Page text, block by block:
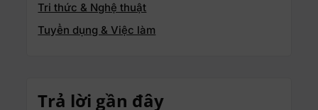
Tri thức & Nghệ thuật
Tuyển dụng & Việc làm
Trả lời gần đây